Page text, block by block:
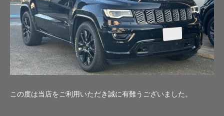
この度は当店をご利用いただき誠に有難うございました。